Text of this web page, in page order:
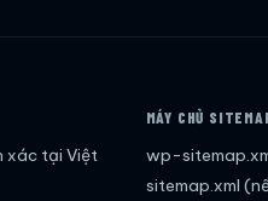
xác tại Việt
MÁY CHỦ
wp-
sitemap.xml